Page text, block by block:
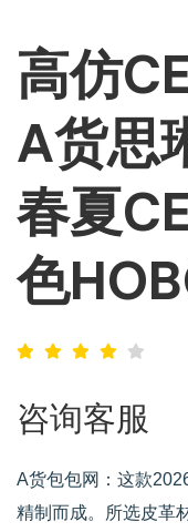
高仿
A货思
春夏
色
咨询客服
A货包包网：这款
精制而成。所选皮革